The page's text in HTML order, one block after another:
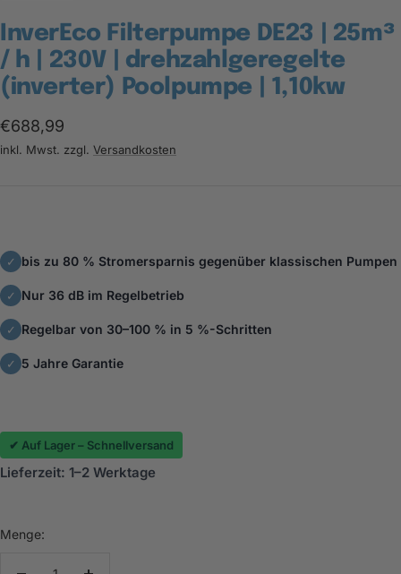
InverEco Filterpumpe DE23 | 25m³
/ h | 230V | drehzahlgeregelte
(inverter) Poolpumpe | 1,10kw
Angebotspreis
€688,99
inkl. Mwst. zzgl. Versandkosten
✓ bis zu 80 % Stromersparnis gegenüber klassischen Pumpen
✓ Nur 36 dB im Regelbetrieb
✓ Regelbar von 30–100 % in 5 %-Schritten
✓ 5 Jahre Garantie
✔ Auf Lager – Schnellversand
Lieferzeit: 1–2 Werktage
Menge: